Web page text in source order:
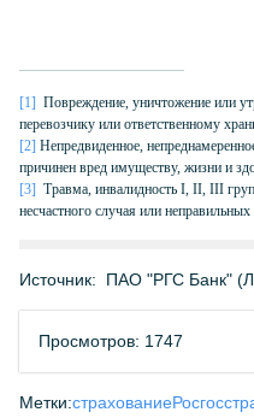
[1] Повреждение, уничтожение или
перевозчику или ответственному
[2] Непредвиденное,
причинен вред имуществу, жизни и
[3] Травма, инвалидность I, II, III
несчастного случая или
Источник: ПАО "РГС Банк"
Просмотров: 1747
Метки:страхование